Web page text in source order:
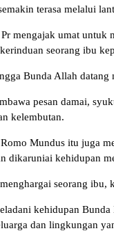
terasa melalui
mengajak umat
seorang ibu
Bunda Allah
pesan damai,
kelembutan.
Mundus itu juga
dikaruniai kehidupan
seorang ibu,
kehidupan
dan lingkungan